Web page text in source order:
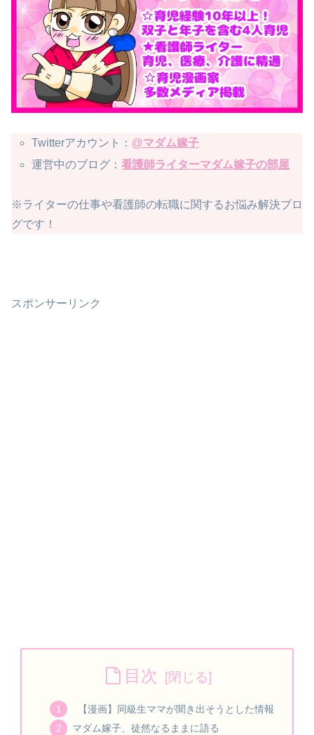
Twitterアカウント： @マダム嫁子
運営中のブログ：看護師ライターマダム嫁子の部屋
※ライターの仕事や看護師の転職に関するお悩み解決ブロ
グです！
スポンサーリンク
目次
【漫画】同級生ママが聞き出そうとした情報
マダム嫁子、徒然なるままに語る